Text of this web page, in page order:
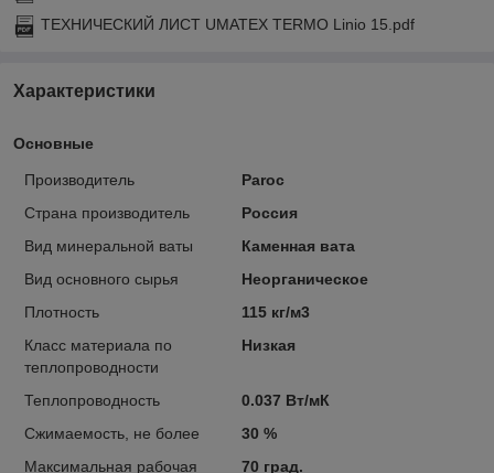
ТЕХНИЧЕСКИЙ ЛИСТ UMATEX TERMO Linio 15.pdf
Характеристики
Основные
Производитель
Paroc
Страна производитель
Россия
Вид минеральной ваты
Каменная вата
Вид основного сырья
Неорганическое
Плотность
115 кг/м3
Класс материала по
теплопроводности
Низкая
Теплопроводность
0.037 Вт/мК
Сжимаемость, не более
30 %
Максимальная рабочая
70 град.